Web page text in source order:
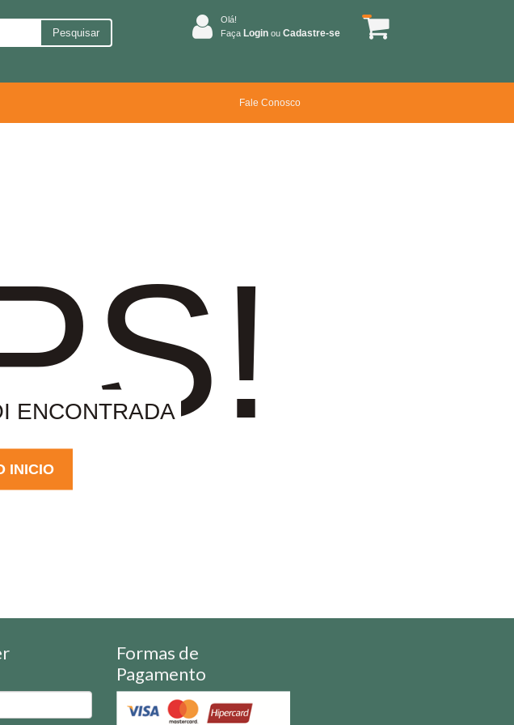
Pesquisar
Olá!
Faça Login ou Cadastre-se
Fale Conosco
ENCONTRADA
INICIO
Formas de
Pagamento